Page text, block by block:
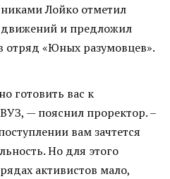
Лойко отметил
движений и предложил
отряд «Юных разумовцев».
готовить вас к
— пояснил проректор. –
вам зачтется
Но для этого
активистов мало,